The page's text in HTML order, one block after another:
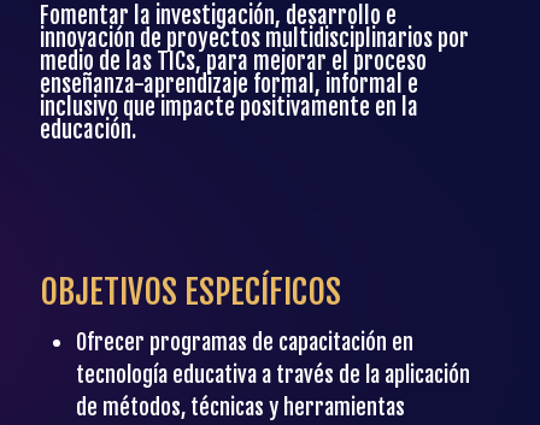
Fomentar la investigación, desarrollo e
innovación de proyectos multidisciplinarios por
medio de las TICs, para mejorar el proceso
enseñanza-aprendizaje formal, informal e
inclusivo que impacte positivamente en la
educación.
OBJETIVOS ESPECÍFICOS
Ofrecer programas de capacitación en
tecnología educativa a través de la aplicación
de métodos, técnicas y herramientas